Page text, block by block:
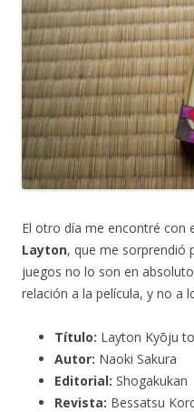
El otro día me encontré con
Layton, que me sorprendió
juegos no lo son en
relación a la película, y no a
Título: Layton Kyōju
Autor: Naoki Sakura
Editorial: Shogakukan
Revista: Bessatsu